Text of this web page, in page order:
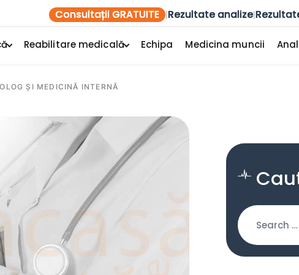
Consultații GRATUITE |Rezultate analize|
Reabilitare medicală Echipa Medicina muncii
ȘI MEDICINĂ INTERNĂ